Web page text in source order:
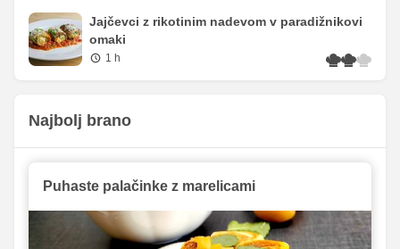
Jajčevci z rikotinim nadevom v paradižnikovi
omaki
1 h
Najbolj brano
Puhaste palačinke z marelicami